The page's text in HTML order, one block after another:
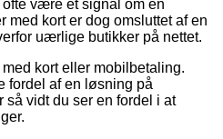
være et signal om en
med kort er dog omsluttet af en
uærlige butikker på nettet.
kort eller mobilbetaling.
fordel af en løsning på
vidt du ser en fordel i at